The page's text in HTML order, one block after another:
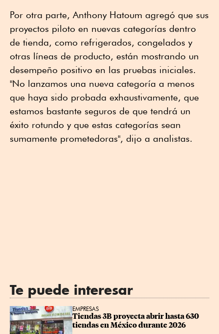
Por otra parte, Anthony Hatoum agregó que sus
proyectos piloto en nuevas categorías dentro
de tienda, como refrigerados, congelados y
otras líneas de producto, están mostrando un
desempeño positivo en las pruebas iniciales.
"No lanzamos una nueva categoría a menos
que haya sido probada exhaustivamente, que
estamos bastante seguros de que tendrá un
éxito rotundo y que estas categorías sean
sumamente prometedoras", dijo a analistas.
Te puede interesar
EMPRESAS
Tiendas 3B proyecta abrir hasta 630
tiendas en México durante 2026